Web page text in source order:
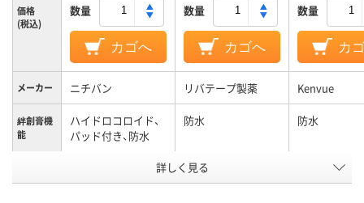
価格
(税込)
数量
カゴへ
数量
カゴへ
数量
カ
メーカー ニチバン リバテープ製薬 Kenvue
絆創膏機
能
ハイドロコロイド、
パッド付き、防水
防水 防水
滅菌済
詳しく見る